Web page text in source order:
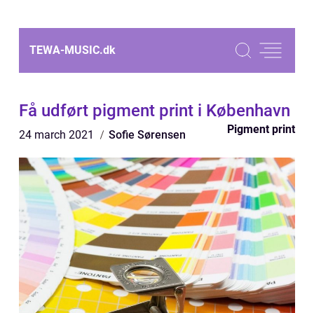
TEWA-MUSIC.dk
Få udført pigment print i København
24 march 2021 Sofie Sørensen Pigment print